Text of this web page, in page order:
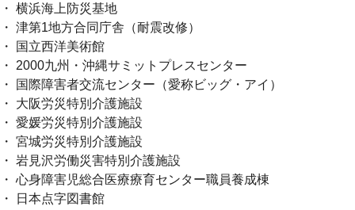
・ 横浜海上防災基地
・ 津第1地方合同庁舎（耐震改修）
・ 国立西洋美術館
・ 2000九州・沖縄サミットプレスセンター
・ 国際障害者交流センター（愛称ビッグ・アイ）
・ 大阪労災特別介護施設
・ 愛媛労災特別介護施設
・ 宮城労災特別介護施設
・ 岩見沢労働災害特別介護施設
・ 心身障害児総合医療療育センター職員養成棟
・ 日本点字図書館